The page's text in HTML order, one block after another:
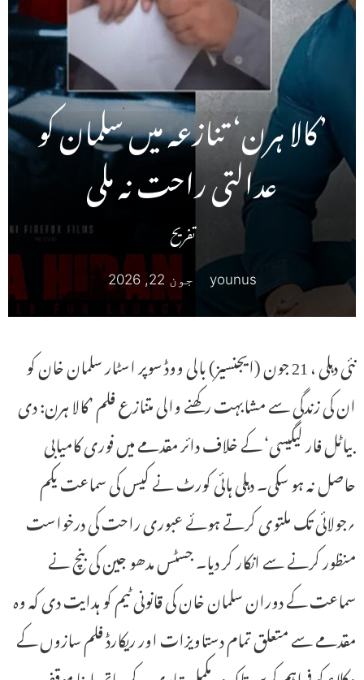
’کالا ہرن‘ تنازعہ میں سلمان کو
عدالتی راحت نہ ملی
تفریح
younus جون 22, 2026
نئی دہلی ، 21 جون (ایجنسیز) بالی ووڈ سوپر اسٹار سلمان خان کو
ان کی زندگی سے مشابہت رکھنے والی متنازع فلم ’کالا ہرن: دی
بیاٹل فار لیگیسی‘ کے خلاف دائر مقدمے میں فوری کامیابی
حاصل نہ ہو سکی۔ دہلی ہائی کورٹ نے کیس کی سماعت یکم
؍جولائی تک ملتوی کرتے ہوئے عبوری راحت کی درخواست
منظور کرنے سے انکار کر دیا۔ جسٹس مدھو جین کی بنچ نے
سماعت کے دوران سلمان خان کی قانونی ٹیم کو ہدایت دی کہ وہ
مقدمے سے متعلق تمام دستاویزات اور ریکارڈ فلم سازوں کے